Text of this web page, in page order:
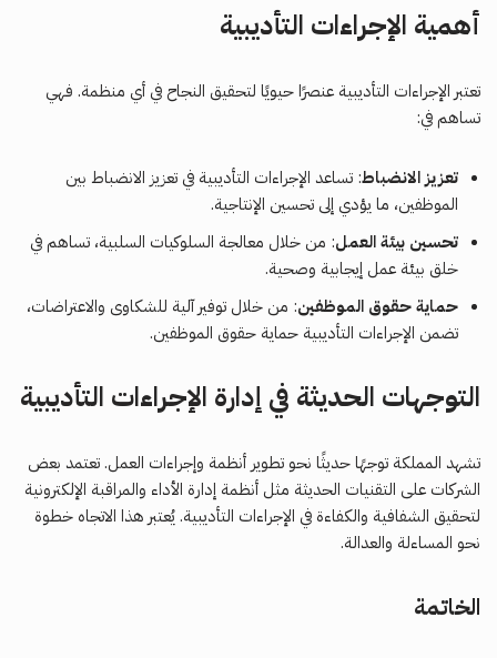
أهمية الإجراءات التأديبية
تعتبر الإجراءات التأديبية عنصرًا حيويًا لتحقيق النجاح في أي منظمة. فهي
تساهم في:
تعزيز الانضباط: تساعد الإجراءات التأديبية في تعزيز الانضباط بين
الموظفين، ما يؤدي إلى تحسين الإنتاجية.
تحسين بيئة العمل: من خلال معالجة السلوكيات السلبية، تساهم في
خلق بيئة عمل إيجابية وصحية.
حماية حقوق الموظفين: من خلال توفير آلية للشكاوى والاعتراضات،
تضمن الإجراءات التأديبية حماية حقوق الموظفين.
التوجهات الحديثة في إدارة الإجراءات التأديبية
تشهد المملكة توجهًا حديثًا نحو تطوير أنظمة وإجراءات العمل. تعتمد بعض
الشركات على التقنيات الحديثة مثل أنظمة إدارة الأداء والمراقبة الإلكترونية
لتحقيق الشفافية والكفاءة في الإجراءات التأديبية. يُعتبر هذا الاتجاه خطوة
نحو المساءلة والعدالة.
الخاتمة